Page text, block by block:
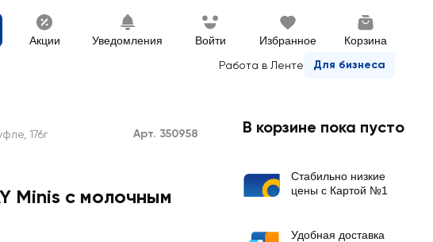
Акции Уведомления Войти Избранное Корзина
Работа в Ленте Для бизнеса
176г Арт. 350958
Minis с молочным
В корзине пока пусто
Стабильно низкие
цены с Картой №1
Удобная доставка